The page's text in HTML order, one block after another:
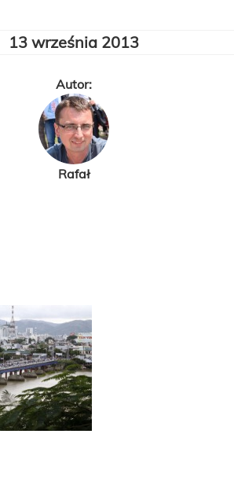
13 września 2013
Autor:
Rafał